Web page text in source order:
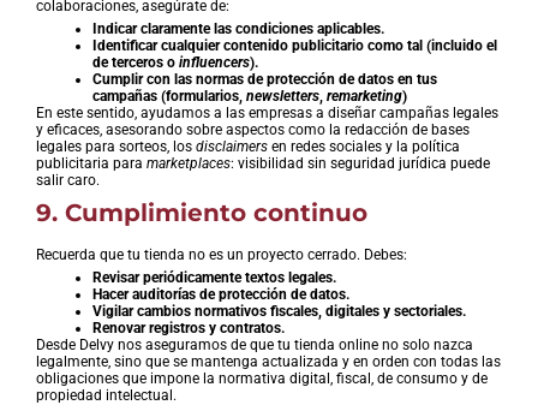
colaboraciones, asegúrate de:
Indicar claramente las condiciones aplicables.
Identificar cualquier contenido publicitario como tal (incluido el
de terceros o influencers).
Cumplir con las normas de protección de datos en tus
campañas (formularios, newsletters, remarketing)
En este sentido, ayudamos a las empresas a diseñar campañas legales
y eficaces, asesorando sobre aspectos como la redacción de bases
legales para sorteos, los disclaimers en redes sociales y la política
publicitaria para marketplaces: visibilidad sin seguridad jurídica puede
salir caro.
9. Cumplimiento continuo
Recuerda que tu tienda no es un proyecto cerrado. Debes:
Revisar periódicamente textos legales.
Hacer auditorías de protección de datos.
Vigilar cambios normativos fiscales, digitales y sectoriales.
Renovar registros y contratos.
Desde Delvy nos aseguramos de que tu tienda online no solo nazca
legalmente, sino que se mantenga actualizada y en orden con todas las
obligaciones que impone la normativa digital, fiscal, de consumo y de
propiedad intelectual.